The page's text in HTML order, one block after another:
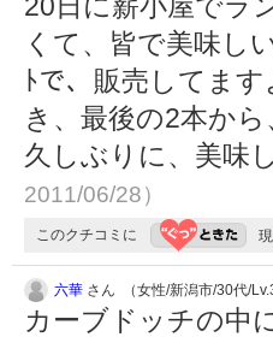
くて、皆で美味し
ﾄで、販売してま
き、最後の2本か
久しぶりに、美味
2011/06/28）
このクチコミに
六華 さん （女性/新潟市/30代/Lv.3
カーブドッチの中